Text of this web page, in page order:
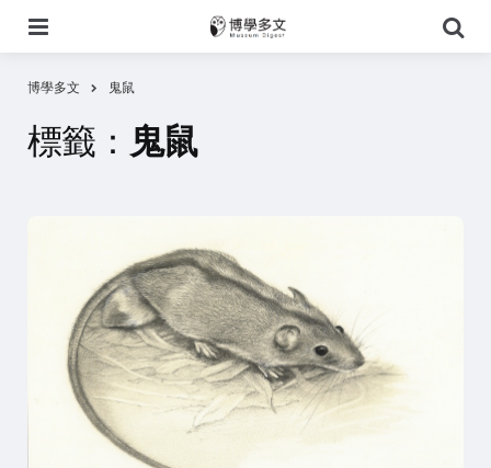
尋
博學多文 鬼鼠
標籤： 鬼鼠